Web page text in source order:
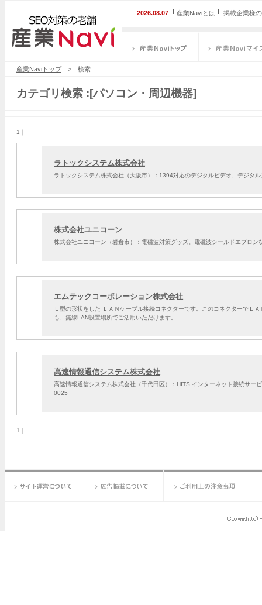
2026.08.07 産業Naviとは 掲載企業様
産業Naviトップ> 検索
カテゴリ検索 :[パソコン・周辺機器]
1｜
ラトックシステム株式会社
ラトックシステム株式会社（大阪市）：1394対応のデジタルビデオ、デジタ
株式会社ユニコーン
株式会社ユニコーン（岩倉市）：電磁波対策グッズ。電磁波シールドエプロン
エムテックコーポレーション株式会社
Ｌ型の形状をした ＬＡＮケーブル接続コネクターです。このコネクターでＬ
も、無線LAN設置場所でご活用いただけます。
高速情報通信システム株式会社
高速情報通信システム株式会社（千代田区）：HITS インターネット接続サ
0025
1｜
サイト運営について 広告掲載について ご利用上の注意事項